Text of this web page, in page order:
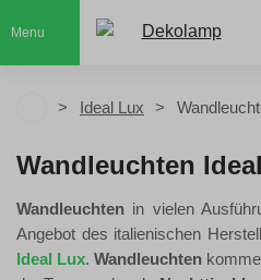
Menu
Ideal Lux
Wandleuchten
Wandleuchten in vielen
Angebot des italienischen
Ideal Lux.Wandleuchten